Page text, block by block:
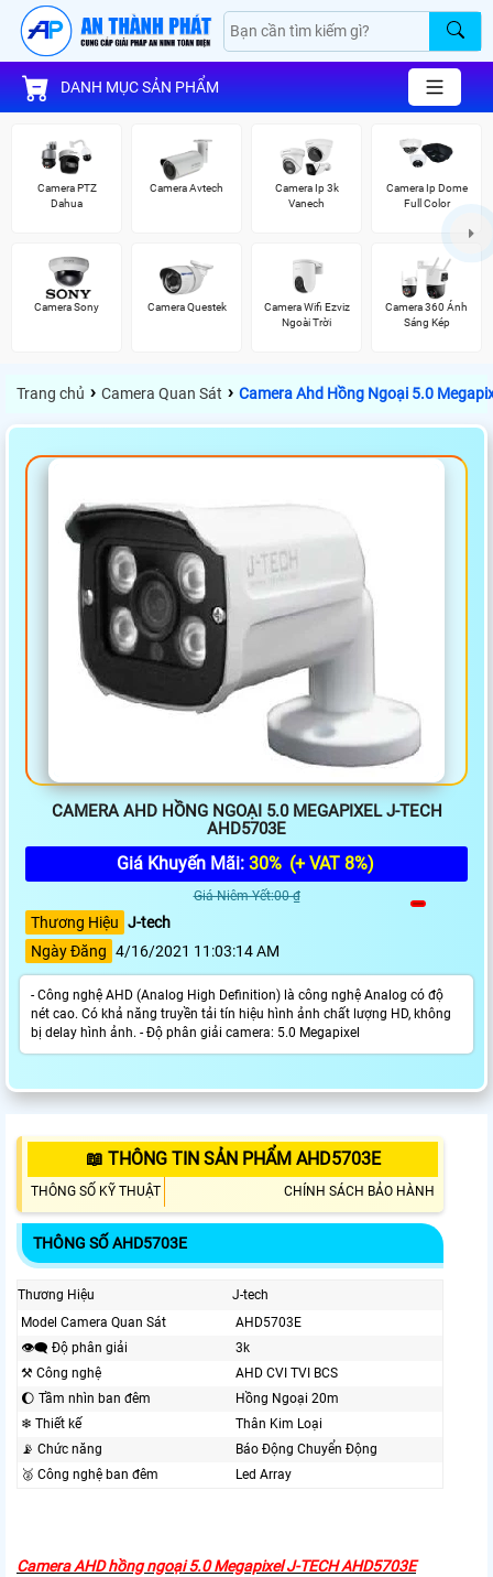
DANH MỤC SẢN PHẨM
Camera PTZ
Dahua
Camera Avtech
Camera Ip 3k
Vanech
Camera Ip Dome
Full Color
Camera Sony Camera Questek
Camera Wifi Ezviz
Ngoài Trời
Camera 360 Ánh
Sáng Kép
Trang chủ › Camera Quan Sát › Camera Ahd Hồng Ngoại 5.0
CAMERA AHD HỒNG NGOẠI 5.0 MEGAPIXEL J-TECH
AHD5703E
Giá Khuyến Mãi: 30% (+ VAT 8%)
Giá Niêm Yết:00 ₫
Thương Hiệu J-tech
Ngày Đăng 4/16/2021 11:03:14 AM
- Công nghệ AHD (Analog High Definition) là công nghệ Analog có độ
nét cao. Có khả năng truyền tải tín hiệu hình ảnh chất lượng HD, không
bị delay hình ảnh. - Độ phân giải camera: 5.0 Megapixel
📖 THÔNG TIN SẢN PHẨM AHD5703E
THÔNG SỐ KỸ THUẬT CHÍNH SÁCH BẢO HÀNH
THÔNG SỐ AHD5703E
Thương Hiệu
J-tech
Model Camera Quan Sát
AHD5703E
👁️‍🗨 Độ phân giải
3k
⚒ Công nghệ
AHD CVI TVI BCS
🌔 Tầm nhìn ban đêm
Hồng Ngoại 20m
❄ Thiết kế
Thân Kim Loại
📡 Chức năng
Báo Động Chuyển Động
🥈️ Công nghệ ban đêm
Led Array
Camera AHD hồng ngoại 5.0 Megapixel J-TECH AHD5703E